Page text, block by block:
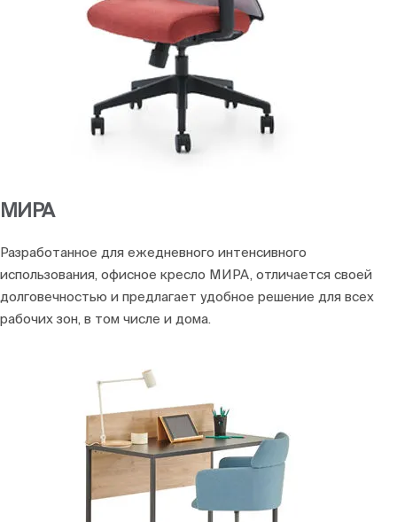
МИРА
Разработанное для ежедневного интенсивного
использования, офисное кресло МИРА, отличается своей
долговечностью и предлагает удобное решение для всех
рабочих зон, в том числе и дома.